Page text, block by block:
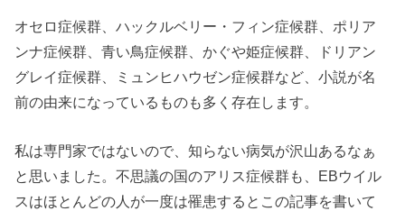
オセロ症候群、ハックルベリー・フィン症候群、ポリア
ンナ症候群、青い鳥症候群、かぐや姫症候群、ドリアン
グレイ症候群、ミュンヒハウゼン症候群など、小説が名
前の由来になっているものも多く存在します。
私は専門家ではないので、知らない病気が沢山あるなぁ
と思いました。不思議の国のアリス症候群も、EBウイル
スはほとんどの人が一度は罹患するとこの記事を書いて